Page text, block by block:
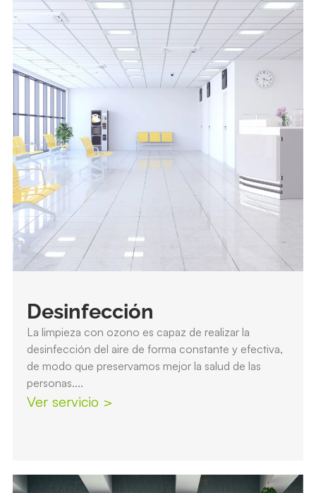
Desinfección
La limpieza con ozono es capaz de realizar la
desinfección del aire de forma constante y efectiva,
de modo que preservamos mejor la salud de las
personas....
Ver servicio >